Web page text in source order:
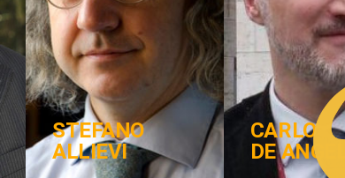
STEFANO
ALLIEVI
CARLO
DE